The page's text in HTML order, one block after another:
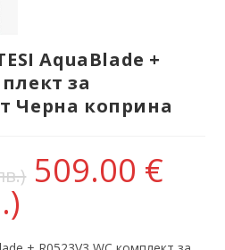
AquaBlade +
за
Черна коприна
509.00 €